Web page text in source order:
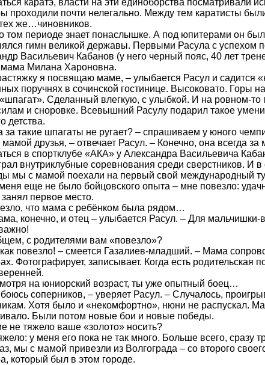
каратэ, власти на эти единоборства посматривали
проходили почти нелегально. Между тем каратисты
же…чиновников.
том периоде знает понаслышке. А под юпитерами он был
гимн великой державы. Первыми Расула с успехом
Васильевич Кабанов (у него черный пояс, 40 лет
мама Милана Хароновна.
я посвящаю маме, – улыбается Расул и садится
поручнях в сочинской гостинице. Высоковато. Горы
Сделанный влегкую, с улыбкой. И на ровном-то
и сноровке. Всевышний Расулу подарил такое
детства.
такие шпагаты не ругает? – спрашиваем у юного
друзья, – отвечает Расул. – Конечно, она всегда за
в спортклубе «АКА» у Александра Васильевича
внутриклубные соревнования среди сверстников. И в
мы с мамой поехали на первый свой международный
еще не было бойцовского опыта – мне повезло:
первое место.
что мама с ребёнком была рядом…
конечно, и отец – улыбается Расул. – Для мальчишки-
с родителями вам «повезло»?
повезло! – смеется Газалиев-младший. – Мама
Фотографирует, записывает. Когда есть родительская
на юниорский возраст, ты уже опытный боец…
соперников, – уверяет Расул. – Случалось,
Хотя было и «некомфортно», нюни не распускал.
Были потом новые бои и новые победы.
не тяжело ваше «золото» носить?
у меня его пока не так много. Больше всего, сразу
мы с мамой привезли из Волгограда – со второго
который был в этом городе.